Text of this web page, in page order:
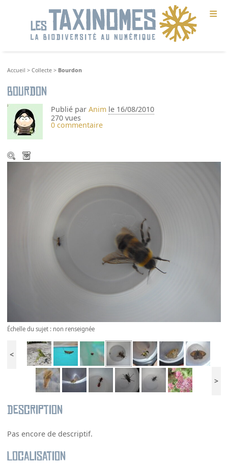
≡
Accueil >Collecte > Bourdon
Bourdon
Publié parAnim le 16/08/2010
270 vues
0 commentaire
Échelle du sujet : non renseignée
<
>
Description
Pas encore de descriptif.
Localisation